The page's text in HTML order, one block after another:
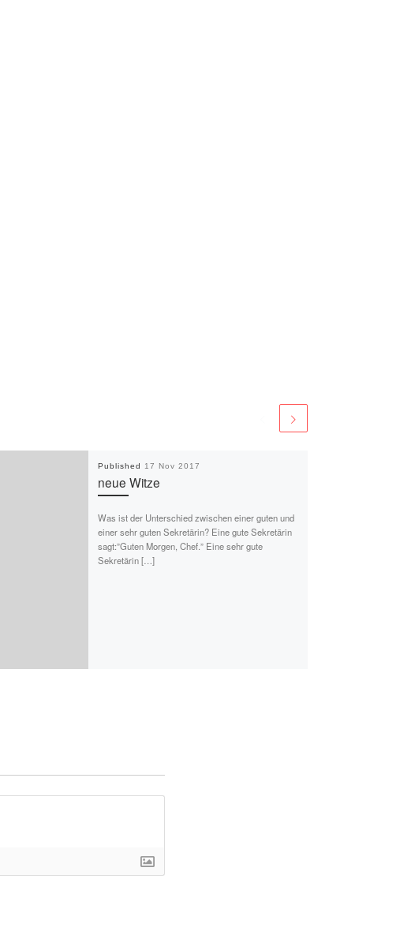
Published 17 Nov 2017
neue Witze
Was ist der Unterschied zwischen einer guten und
einer sehr guten Sekretärin? Eine gute Sekretärin
sagt:”Guten Morgen, Chef.” Eine sehr gute
Sekretärin […]